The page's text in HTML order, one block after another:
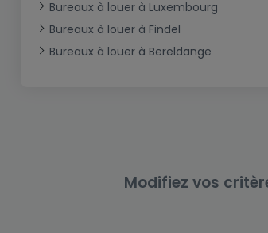
Corps de ferme
Châlet
Mansarde
Rez-de-chaussée
Garage fermé
Local commercial
Fonds de Commerce
Bureaux à louer à Luxembourg
Bureaux à louer à Findel
Bureaux à louer à Bereldange
Modifiez vos